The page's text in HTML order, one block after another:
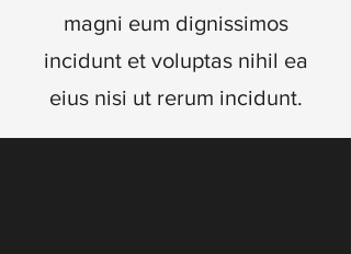
magni eum dignissimos
incidunt et voluptas nihil ea
eius nisi ut rerum incidunt.